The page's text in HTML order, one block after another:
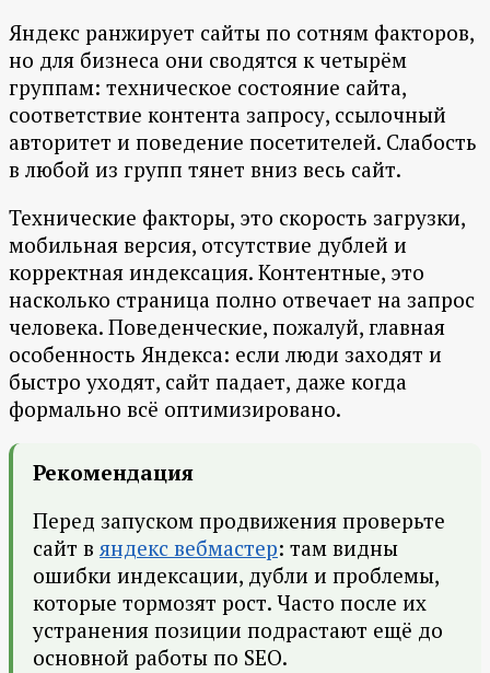
Яндекс ранжирует сайты по сотням факторов,
но для бизнеса они сводятся к четырём
группам: техническое состояние сайта,
соответствие контента запросу, ссылочный
авторитет и поведение посетителей. Слабость
в любой из групп тянет вниз весь сайт.
Технические факторы, это скорость загрузки,
мобильная версия, отсутствие дублей и
корректная индексация. Контентные, это
насколько страница полно отвечает на запрос
человека. Поведенческие, пожалуй, главная
особенность Яндекса: если люди заходят и
быстро уходят, сайт падает, даже когда
формально всё оптимизировано.
Рекомендация
Перед запуском продвижения проверьте
сайт вяндекс вебмастер: там видны
ошибки индексации, дубли и проблемы,
которые тормозят рост. Часто после их
устранения позиции подрастают ещё до
основной работы по SEO.